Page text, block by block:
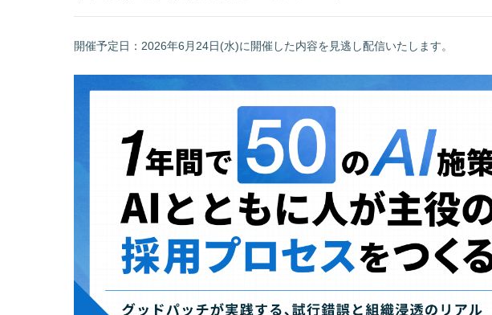
開催予定日：2026年6月24日(水)に開催した内容を見逃し配信いたします。